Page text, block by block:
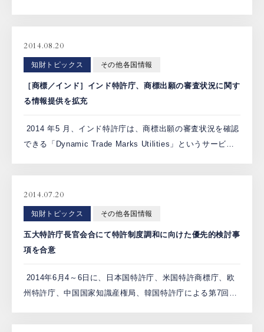
2014.08.20
知財トピックス その他各国情報
［商標／インド］インド特許庁、商標出願の審査状況に関す
る情報提供を拡充
2014 年5 月、インド特許庁は、商標出願の審査状況を確認
できる「Dynamic Trade Marks Utilities」というサービス
2014.07.20
知財トピックス その他各国情報
五大特許庁長官会合にて特許制度調和に向けた優先的検討事
項を合意
2014年6月4～6日に、日本国特許庁、米国特許商標庁、欧
州特許庁、中国国家知識産権局、韓国特許庁による第7回の